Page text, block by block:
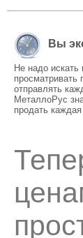
Вы
Не надо
просматривать
отправлять
МеталлоРус
продать